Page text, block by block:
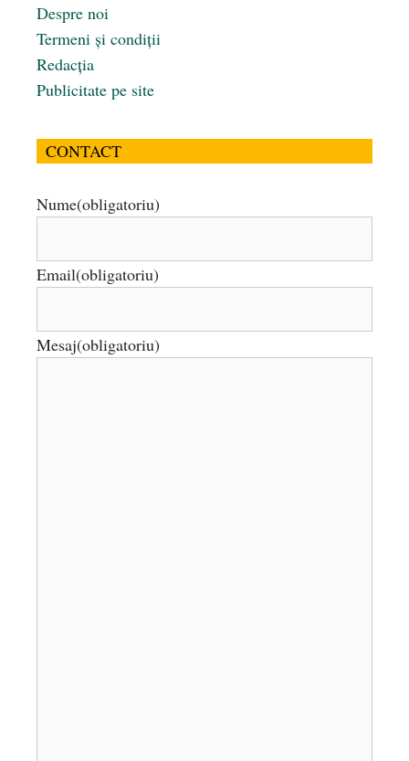
Despre noi
Termeni și condiții
Redacția
Publicitate pe site
CONTACT
Nume(obligatoriu)
Email(obligatoriu)
Mesaj(obligatoriu)